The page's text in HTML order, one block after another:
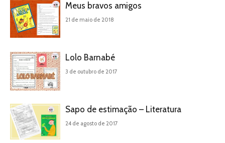
Meus bravos amigos
21 de maio de 2018
Lolo Barnabé
3 de outubro de 2017
Sapo de estimação – Literatura
24 de agosto de 2017